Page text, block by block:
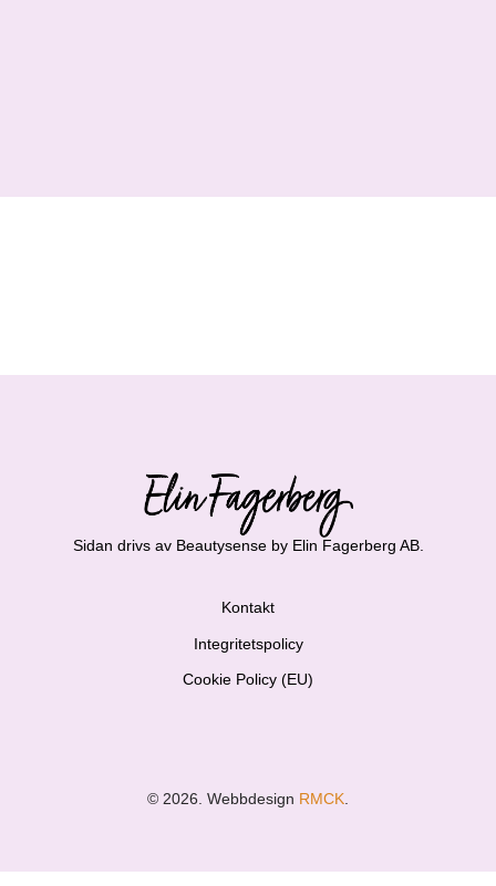
Sidan drivs av Beautysense by Elin Fagerberg AB.
Kontakt
Integritetspolicy
Cookie Policy (EU)
© 2026. Webbdesign RMCK.